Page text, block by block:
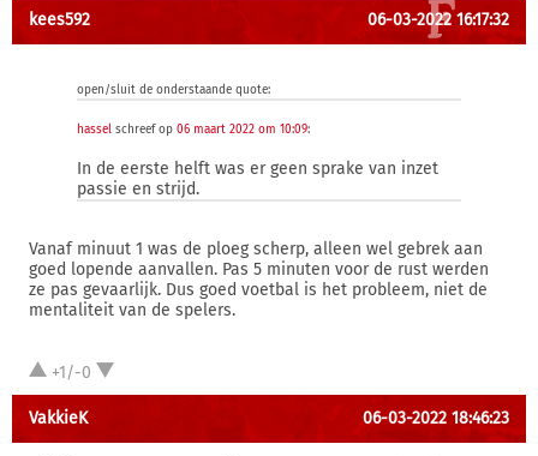
kees592 06-03-2022 16:17:32
open/sluit de onderstaande quote:
hassel schreef op 06 maart 2022 om 10:09:
In de eerste helft was er geen sprake van inzet
passie en strijd.
Vanaf minuut 1 was de ploeg scherp, alleen wel gebrek aan
goed lopende aanvallen. Pas 5 minuten voor de rust werden
ze pas gevaarlijk. Dus goed voetbal is het probleem, niet de
mentaliteit van de spelers.
+1/-0
VakkieK 06-03-2022 18:46:23